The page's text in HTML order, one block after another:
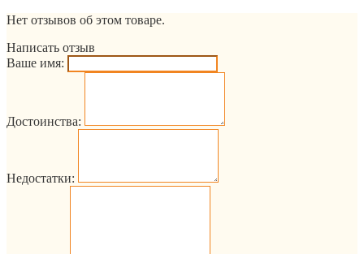
Нет отзывов об этом товаре.
Написать отзыв
Ваше имя:
Достоинства:
Недостатки: